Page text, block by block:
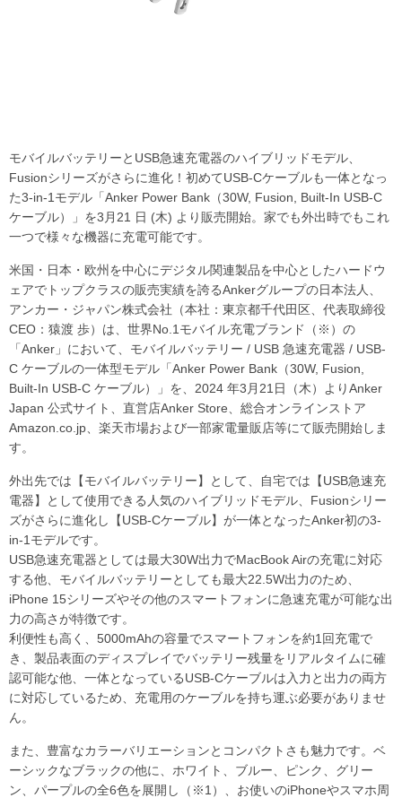
モバイルバッテリーとUSB急速充電器のハイブリッドモデル、
Fusionシリーズがさらに進化！初めてUSB-Cケーブルも一体となっ
た3-in-1モデル「Anker Power Bank（30W, Fusion, Built-In USB-C
ケーブル）」を3月21 日 (木) より販売開始。家でも外出時でもこれ
一つで様々な機器に充電可能です。
米国・日本・欧州を中心にデジタル関連製品を中心としたハードウ
ェアでトップクラスの販売実績を誇るAnkerグループの日本法人、
アンカー・ジャパン株式会社（本社：東京都千代田区、代表取締役
CEO：猿渡 歩）は、世界No.1モバイル充電ブランド（※）の
「Anker」において、モバイルバッテリー / USB 急速充電器 / USB-
C ケーブルの一体型モデル「Anker Power Bank（30W, Fusion,
Built-In USB-C ケーブル）」を、2024 年3月21日（木）よりAnker
Japan 公式サイト、直営店Anker Store、総合オンラインストア
Amazon.co.jp、楽天市場および一部家電量販店等にて販売開始しま
す。
外出先では【モバイルバッテリー】として、自宅では【USB急速充
電器】として使用できる人気のハイブリッドモデル、Fusionシリー
ズがさらに進化し【USB-Cケーブル】が一体となったAnker初の3-
in-1モデルです。
USB急速充電器としては最大30W出力でMacBook Airの充電に対応
する他、モバイルバッテリーとしても最大22.5W出力のため、
iPhone 15シリーズやその他のスマートフォンに急速充電が可能な出
力の高さが特徴です。
利便性も高く、5000mAhの容量でスマートフォンを約1回充電で
き、製品表面のディスプレイでバッテリー残量をリアルタイムに確
認可能な他、一体となっているUSB-Cケーブルは入力と出力の両方
に対応しているため、充電用のケーブルを持ち運ぶ必要がありませ
ん。
また、豊富なカラーバリエーションとコンパクトさも魅力です。ベ
ーシックなブラックの他に、ホワイト、ブルー、ピンク、グリー
ン、パープルの全6色を展開し（※1）、お使いのiPhoneやスマホ周